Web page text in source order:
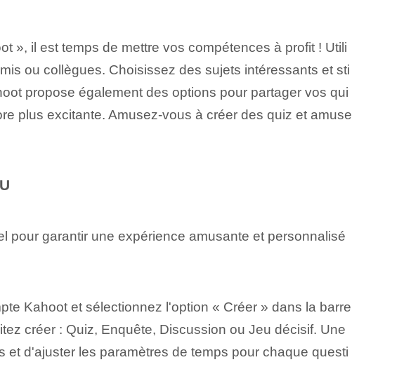
», il est temps de mettre vos compétences à profit ! Utili
ou collègues. Choisissez des sujets intéressants et sti
propose également des options pour partager vos qui
plus excitante. Amusez-vous⁢ à créer des quiz et amuse
pour garantir une expérience amusante et personnalisé
Kahoot et sélectionnez l'option « Créer » dans la barre
créer : Quiz, Enquête, Discussion ou Jeu décisif. Une
d'ajuster les paramètres de temps pour chaque questi